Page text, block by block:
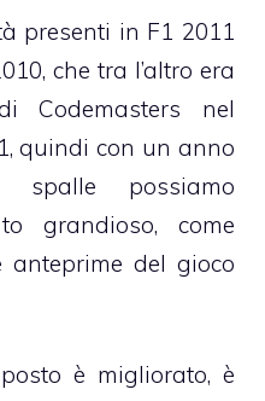
presenti in F1 2011
che tra l’altro era
Codemasters nel
quindi con un anno
possiamo
grandioso, come
anteprime del gioco
è migliorato, è